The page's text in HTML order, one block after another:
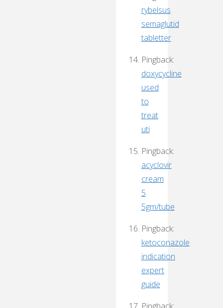
rybelsus
semaglutid
tabletter
Pingback:
doxycycline
used
to
treat
uti
Pingback:
acyclovir
cream
5
5gm/tube
Pingback:
ketoconazole
indication
expert
guide
Pingback: